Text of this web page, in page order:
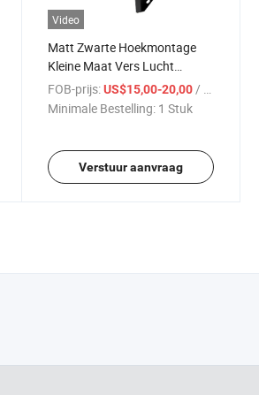
Video
Matt Zwarte Hoekmontage
Kleine Maat Vers Lucht
Aanvoer Blazer Elektrische
Afzuigventilator
FOB-prijs: US$15,00-20,00 / Stuk
Minimale Bestelling: 1 Stuk
Verstuur aanvraag